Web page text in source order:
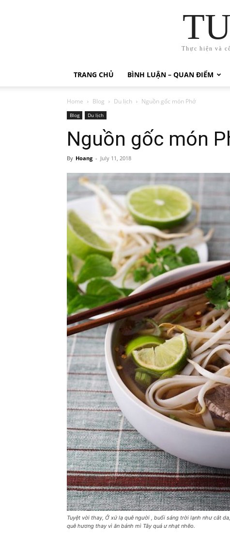
Thực hiện và
TRANG CHỦ BÌNH LUẬN – QUAN ĐIỂM
Home Blog Du lịch Nguồn gốc món Phở
Blog Du lịch
Nguồn gốc món
By Hoang - July 11, 2018
Tuyệt vời thay, Ở xứ lạ quê người , buổi sáng trời lạnh như cắt
quê hương thay vì ăn bánh mì Tây quá ư nhạt nhẽo.